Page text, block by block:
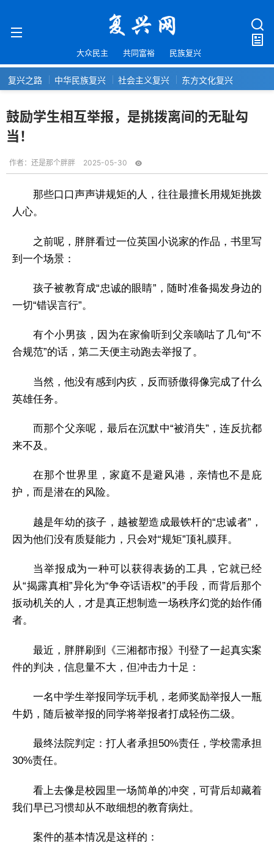
大众民主 共同富裕 民族复兴
复兴之路 中华民族复兴 社会主义复兴 东方文化复兴
鼓励学生相互举报，是挑拨离间的无耻勾
当！
作者： 还是那个胖胖 2025-05-30
那些口口声声讲规矩的人，往往最擅长用规矩挑拨
人心。
之前呢，胖胖看过一位英国小说家的作品，书里写
到一个场景：
孩子被教育成“忠诚的眼睛”，随时准备揭发身边的
一切“错误言行”。
有个小男孩，因为在家偷听到父亲嘀咕了几句“不
合规范”的话，第二天便主动跑去举报了。
当然，他没有感到内疚，反而骄傲得像完成了什么
英雄任务。
而那个父亲呢，最后在沉默中“被消失”，连反抗都
来不及。
在那个世界里，家庭不是避风港，亲情也不是庇
护，而是潜在的风险。
越是年幼的孩子，越被塑造成最铁杆的“忠诚者”，
因为他们没有质疑能力，只会对“规矩”顶礼膜拜。
当举报成为一种可以获得表扬的工具，它就已经
从“揭露真相”异化为“争夺话语权”的手段，而背后那个
扳动机关的人，才是真正想制造一场秩序幻觉的始作俑
者。
最近，胖胖刷到《三湘都市报》刊登了一起真实案
件的判决，信息量不大，但冲击力十足：
一名中学生举报同学玩手机，老师奖励举报人一瓶
牛奶，随后被举报的同学将举报者打成轻伤二级。
最终法院判定：打人者承担50%责任，学校需承担
30%责任。
看上去像是校园里一场简单的冲突，可背后却藏着
我们早已习惯却从不敢细想的教育病灶。
案件的基本情况是这样的：